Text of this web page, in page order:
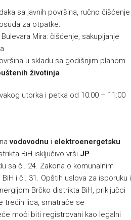
sa javnih površina, ručno čišćenje
za otpatke.
Mira: čišćenje, sakupljanje
u skladu sa godišnjim planom
životinja
utorka i petka od 10:00 – 11:00
vodovodnu i elektroenergetsku
BiH isključivo vrši JP
sa čl. 24. Zakona o komunalnim
i čl. 31. Opštih uslova za isporuku i
Brčko distrikta BiH, priključci
trećih lica, smatraće se
moći biti registrovani kao legalni